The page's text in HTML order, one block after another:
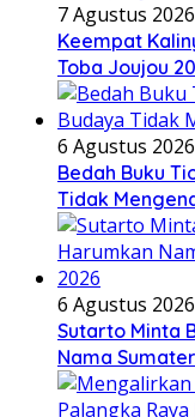
7 Agustus 2026
Keempat
Toba Joujou
6 Agustus 2026
Bedah Buku
Tidak
6 Agustus 2026
Sutarto Minta
Nama